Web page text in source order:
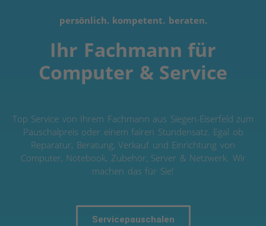
persönlich. kompetent. beraten.
Ihr Fachmann für
Computer & Service
Top Service von Ihrem Fachmann aus Siegen-Eiserfeld zum
Pauschalpreis oder einem fairen Stundensatz. Egal ob
Reparatur, Beratung, Verkauf und Einrichtung von
Computer, Notebook, Zubehör, Server & Netzwerk. Wir
machen das für Sie!
Servicepauschalen